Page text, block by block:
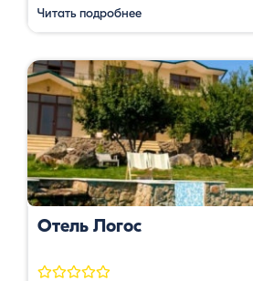
Читать подробнее
Отель Логос